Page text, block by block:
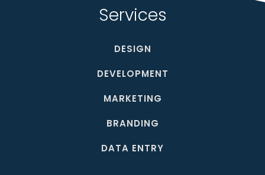
Services
DESIGN
DEVELOPMENT
MARKETING
BRANDING
DATA ENTRY